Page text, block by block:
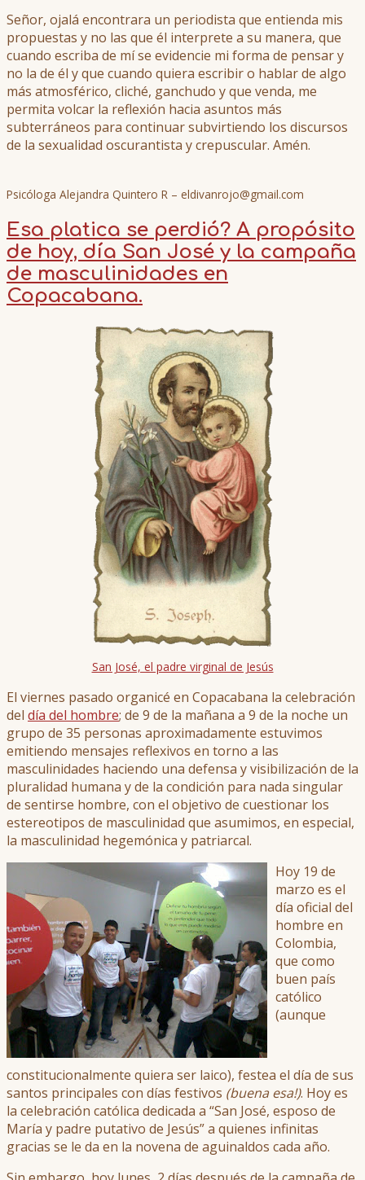
Señor, ojalá encontrara un periodista que entienda mis
propuestas y no las que él interprete a su manera, que
cuando escriba de mí se evidencie mi forma de pensar y
no la de él y que cuando quiera escribir o hablar de algo
más atmosférico, cliché, ganchudo y que venda, me
permita volcar la reflexión hacia asuntos más
subterráneos para continuar subvirtiendo los discursos
de la sexualidad oscurantista y crepuscular. Amén.
Psicóloga Alejandra Quintero R – eldivanrojo@gmail.com
Esa platica se perdió? A propósito
de hoy, día San José y la campaña
de masculinidades en
Copacabana.
San José, el padre virginal de Jesús
El viernes pasado organicé en Copacabana la celebración
del día del hombre; de 9 de la mañana a 9 de la noche un
grupo de 35 personas aproximadamente estuvimos
emitiendo mensajes reflexivos en torno a las
masculinidades haciendo una defensa y visibilización de la
pluralidad humana y de la condición para nada singular
de sentirse hombre, con el objetivo de cuestionar los
estereotipos de masculinidad que asumimos, en especial,
la masculinidad hegemónica y patriarcal.
Hoy 19 de
marzo es el
día oficial del
hombre en
Colombia,
que como
buen país
católico
(aunque
constitucionalmente quiera ser laico), festea el día de sus
santos principales con días festivos (buena esa!). Hoy es
la celebración católica dedicada a “San José, esposo de
María y padre putativo de Jesús” a quienes infinitas
gracias se le da en la novena de aguinaldos cada año.